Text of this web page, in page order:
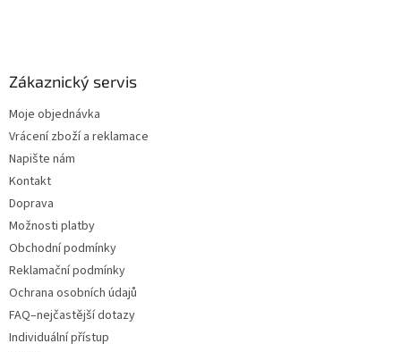
Zákaznický servis
Moje objednávka
Vrácení zboží a reklamace
Napište nám
Kontakt
Doprava
Možnosti platby
Obchodní podmínky
Reklamační podmínky
Ochrana osobních údajů
FAQ–nejčastější dotazy
Individuální přístup